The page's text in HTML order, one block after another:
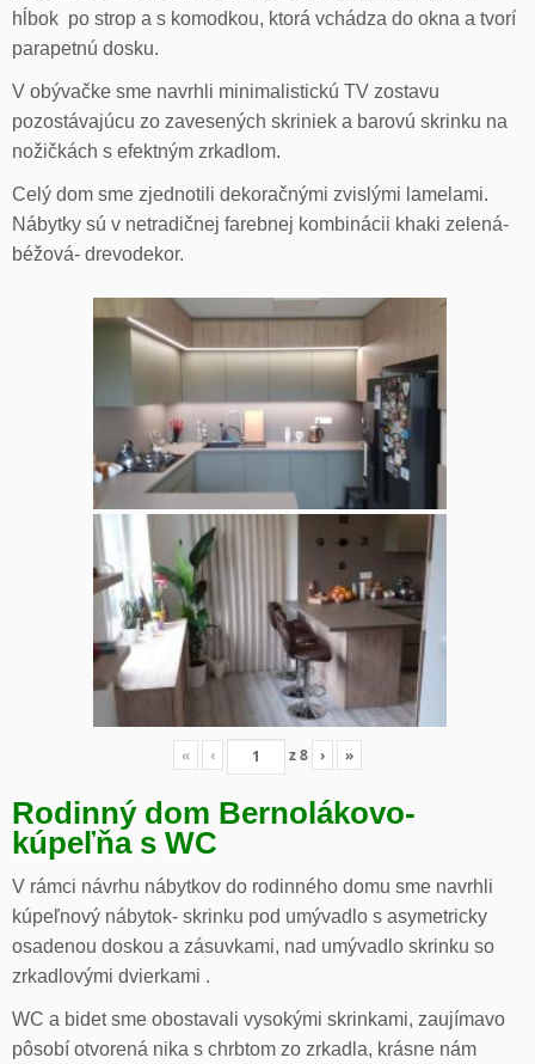
hĺbok po strop a s komodkou, ktorá vchádza do okna a tvorí
parapetnú dosku.
V obývačke sme navrhli minimalistickú TV zostavu
pozostávajúcu zo zavesených skriniek a barovú skrinku na
nožičkách s efektným zrkadlom.
Celý dom sme zjednotili dekoračnými zvislými lamelami.
Nábytky sú v netradičnej farebnej kombinácii khaki zelená-
béžová- drevodekor.
« ‹ z8 › »
Rodinný dom Bernolákovo-
kúpeľňa s WC
V rámci návrhu nábytkov do rodinného domu sme navrhli
kúpeľnový nábytok- skrinku pod umývadlo s asymetricky
osadenou doskou a zásuvkami, nad umývadlo skrinku so
zrkadlovými dvierkami .
WC a bidet sme obostavali vysokými skrinkami, zaujímavo
pôsobí otvorená nika s chrbtom zo zrkadla, krásne nám